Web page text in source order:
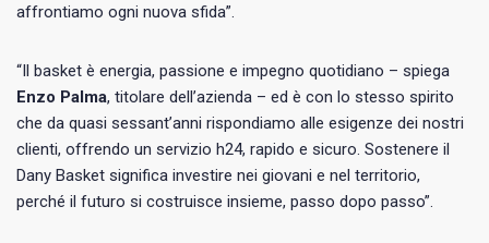
affrontiamo ogni nuova sfida”.
“Il basket è energia, passione e impegno quotidiano – spiega
Enzo Palma, titolare dell’azienda – ed è con lo stesso spirito
che da quasi sessant’anni rispondiamo alle esigenze dei nostri
clienti, offrendo un servizio h24, rapido e sicuro. Sostenere il
Dany Basket significa investire nei giovani e nel territorio,
perché il futuro si costruisce insieme, passo dopo passo”.